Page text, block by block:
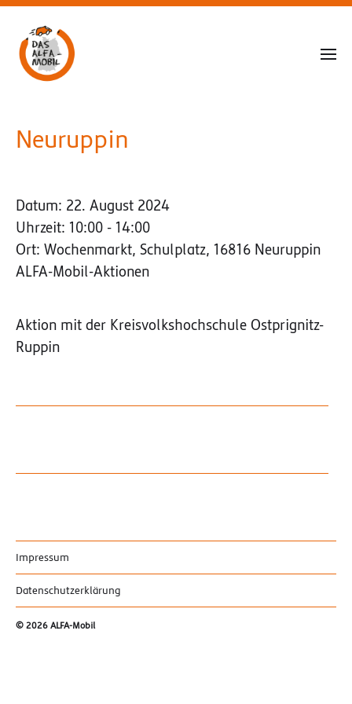
Neuruppin
Datum: 22. August 2024
Uhrzeit: 10:00 - 14:00
Ort: Wochenmarkt, Schulplatz, 16816 Neuruppin
ALFA-Mobil-Aktionen
Aktion mit der Kreisvolkshochschule Ostprignitz-
Ruppin
Impressum
Datenschutzerklärung
© 2026 ALFA-Mobil